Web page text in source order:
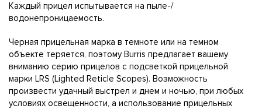
Каждый прицел испытывается на пыле-/
водонепроницаемость.
Черная прицельная марка в темноте или на темном
объекте теряется, поэтому Burris предлагает вашему
вниманию серию прицелов с подсветкой прицельной
марки LRS (Lighted Reticle Scopes). Возможность
произвести удачный выстрел и днем и ночью, при любых
условиях освещенности, а использование прицельных